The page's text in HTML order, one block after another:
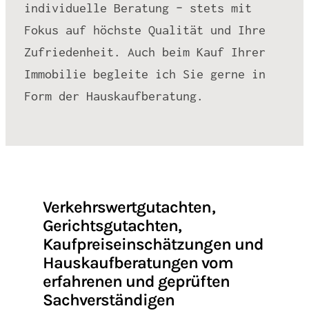
individuelle Beratung – stets mit
Fokus auf höchste Qualität und Ihre
Zufriedenheit. Auch beim Kauf Ihrer
Immobilie begleite ich Sie gerne in
Form der Hauskaufberatung.
Verkehrswertgutachten,
Gerichtsgutachten,
Kaufpreiseinschätzungen und
Hauskaufberatungen vom
erfahrenen und geprüften
Sachverständigen